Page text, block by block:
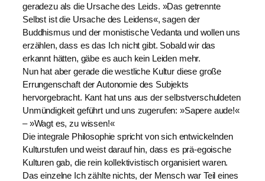
geradezu als die Ursache des Leids. »Das getrennte
Selbst ist die Ursache des Leidens«, sagen der
Buddhismus und der monistische Vedanta und wollen uns
erzählen, dass es das Ich nicht gibt. Sobald wir das
erkannt hätten, gäbe es auch kein Leiden mehr.
Nun hat aber gerade die westliche Kultur diese große
Errungenschaft der Autonomie des Subjekts
hervorgebracht. Kant hat uns aus der selbstverschuldeten
Unmündigkeit geführt und uns zugerufen: »Sapere aude!«
– »Wagt es, zu wissen!«
Die integrale Philosophie spricht von sich entwickelnden
Kulturstufen und weist darauf hin, dass es prä-egoische
Kulturen gab, die rein kollektivistisch organisiert waren.
Das einzelne Ich zählte nichts, der Mensch war Teil eines